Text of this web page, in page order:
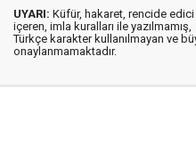
UYARI: Küfür, hakaret, rencide edici
içeren, imla kuralları ile yazılmamış,
Türkçe karakter kullanılmayan ve
onaylanmamaktadır.